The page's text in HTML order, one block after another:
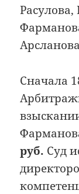
Расулова,
Сначала
руб. Суд